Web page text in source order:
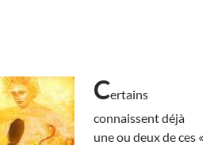
Certains
connaissent déjà
une ou deux de ces «